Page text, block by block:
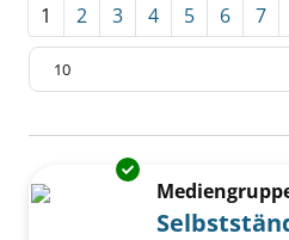
1 2 3 4 5 6 7
Suchergebnis
Zu den Suchfiltern springen
Exemplar-